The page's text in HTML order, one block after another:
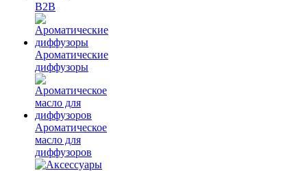
B2B
Ароматические
диффузоры
Ароматическое
масло для
диффузоров